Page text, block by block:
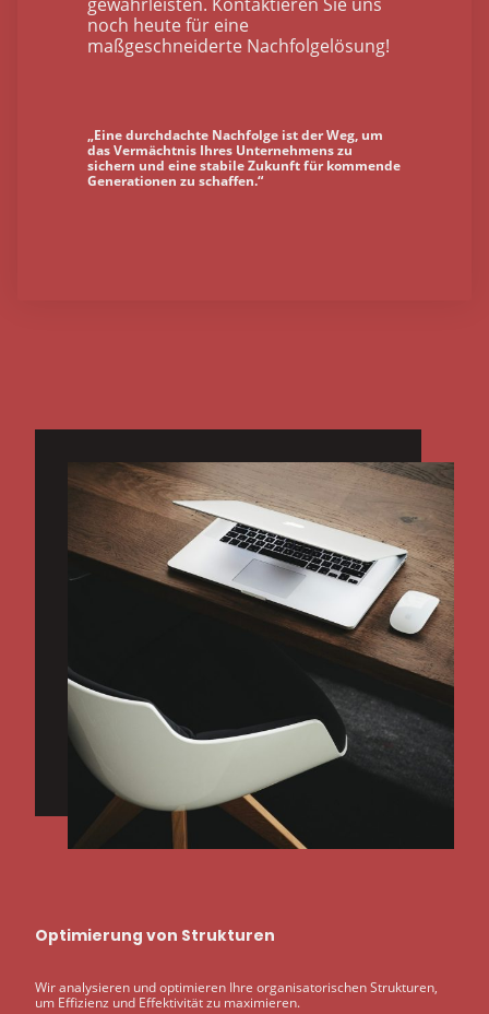
noch heute für eine
maßgeschneiderte Nachfolgelösung!
„Eine durchdachte Nachfolge ist der Weg, um
das Vermächtnis Ihres Unternehmens zu
sichern und eine stabile Zukunft für kommende
Generationen zu schaffen.“
Optimierung von Strukturen
Wir analysieren und optimieren Ihre organisatorischen Strukturen,
um Effizienz und Effektivität zu maximieren.